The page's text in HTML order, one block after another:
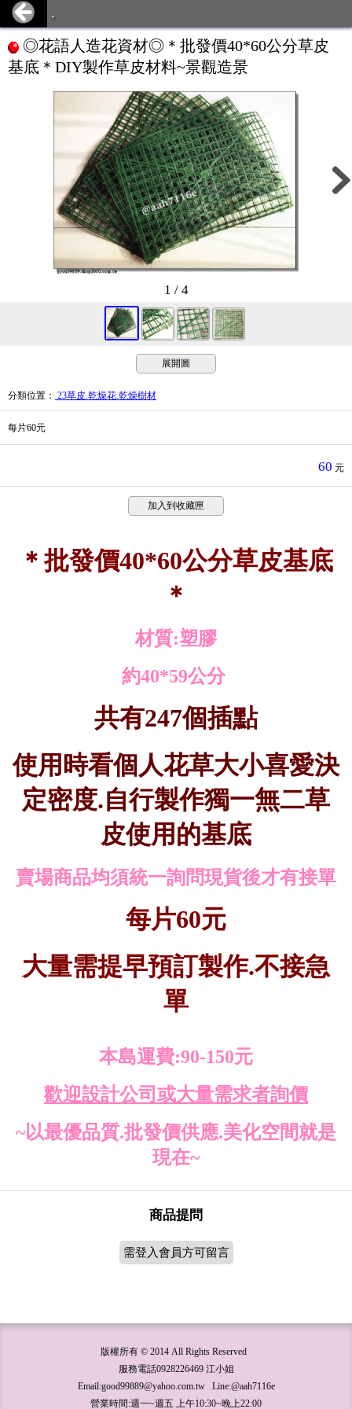
.
◎花語人造花資材◎＊批發價40*60公分草皮
基底＊DIY製作草皮材料~景觀造景
1 / 4
展開圖
分類位置 ： 23草皮.乾燥花.乾燥樹材
每片60元
60 元
加入到收藏匣
＊批發價40*60公分草皮基底
＊
材質:塑膠
約40*59公分
共有247個插點
使用時看個人花草大小喜愛決
定密度.自行製作獨一無二草
皮使用的基底
賣場商品均須統一詢問現貨後才有接單
每片60元
大量需提早預訂製作.不接急
單
本島運費:90-150元
歡迎設計公司或大量需求者詢價
~以最優品質.批發價供應.美化空間就是
現在~
商品提問
需登入會員方可留言
版權所有 © 2014 All Rights Reserved
服務電話0928226469 江小姐
Email:good99889@yahoo.com.tw Line:@aah7116e
營業時間:週一~週五 上午10:30~晚上22:00